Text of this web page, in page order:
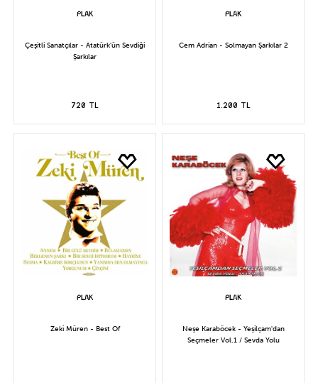
Çeşitli Sanatçılar - Atatürk'ün Sevdiği
Şarkılar
720 TL
Cem Adrian - Solmayan Şarkılar 2
1.200 TL
Zeki Müren - Best Of
Neşe Karaböcek - Yeşilçam'dan
Seçmeler Vol.1 / Sevda Yolu